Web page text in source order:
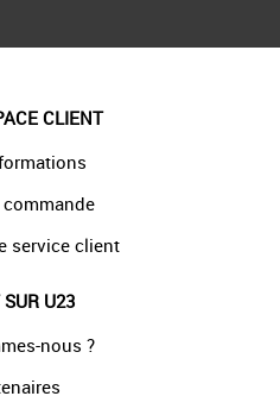
CLIENT
service client
U23
nous ?